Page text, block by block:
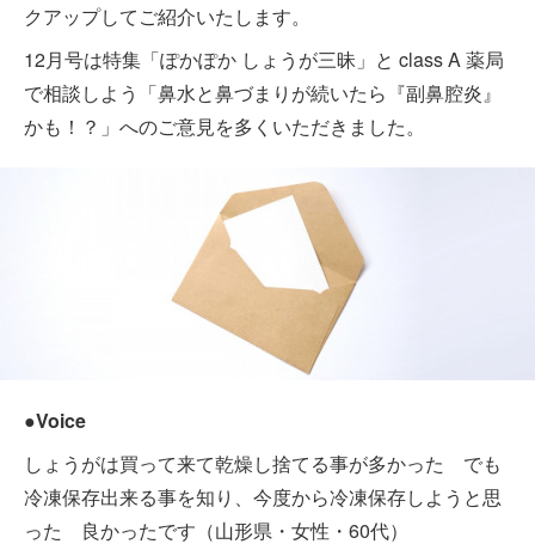
クアップしてご紹介いたします。
12月号は特集「ぽかぽか しょうが三昧」と class A 薬局
で相談しよう「鼻水と鼻づまりが続いたら『副鼻腔炎』
かも！？」へのご意見を多くいただきました。
●Voice
しょうがは買って来て乾燥し捨てる事が多かった でも
冷凍保存出来る事を知り、今度から冷凍保存しようと思
った 良かったです（山形県・女性・60代）